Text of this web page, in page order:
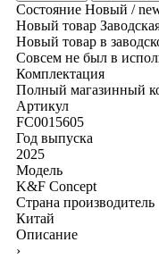
Состояние Новый /
Новый товар
Новый товар в
Совсем не был в
Комплектация
Полный магазинный
Артикул
FC0015605
Год выпуска
2025
Модель
K&F Concept
Страна производитель
Китай
Описание
›